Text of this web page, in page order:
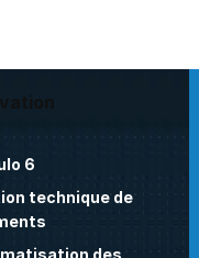
6
technique de